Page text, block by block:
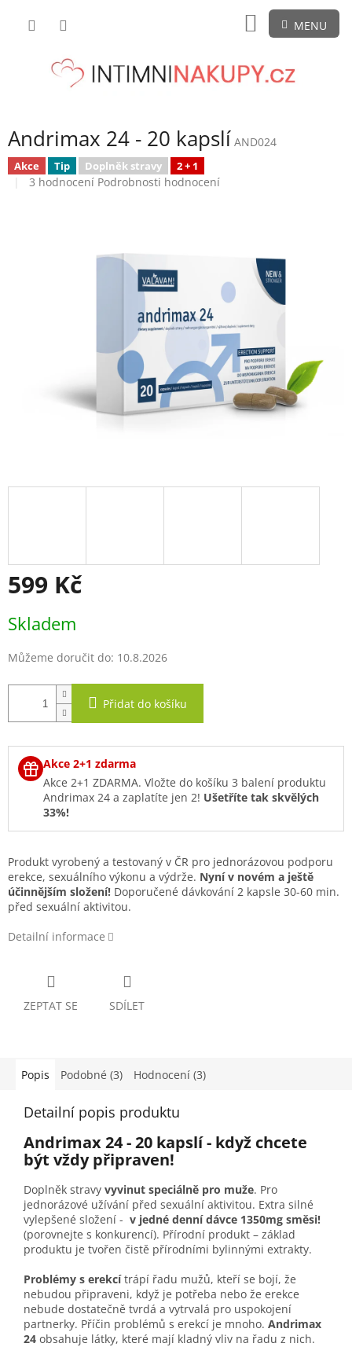
NÁKUPNÍ
KOŠÍK
Andrimax 24 - 20 kapslí AND024
Akce Tip Doplněk stravy 2 + 1
Průměrné
3 hodnocení Podrobnosti hodnocení
599 Kč
cena:
Skladem
Můžeme doručit do: 10.8.2026
Přidat do košíku
Akce 2+1 zdarma
Akce 2+1 ZDARMA. Vložte do košíku 3 balení produktu
Andrimax 24 a zaplatíte jen 2! Ušetříte tak skvělých
33%!
Produkt vyrobený a testovaný v ČR pro jednorázovou podporu
erekce, sexuálního výkonu a výdrže. Nyní v novém a ještě
účinnějším složení! Doporučené dávkování 2 kapsle 30-60 min.
před sexuální aktivitou.
Detailní informace
ZEPTAT SE SDÍLET
Popis Podobné (3) Hodnocení (3)
Detailní popis produktu
Andrimax 24 - 20 kapslí - když chcete
být vždy připraven!
Doplněk stravy vyvinut speciálně pro muže. Pro
jednorázové užívání před sexuální aktivitou. Extra silné
vylepšené složení - v jedné denní dávce 1350mg směsi!
(porovnejte s konkurencí). Přírodní produkt – základ
produktu je tvořen čistě přírodními bylinnými extrakty.
Problémy s erekcítrápí řadu mužů, kteří se bojí, že
nebudou připraveni, když je potřeba nebo že erekce
nebude dostatečně tvrdá a vytrvalá pro uspokojení
partnerky. Příčin problémů s erekcí je mnoho. Andrimax
24 obsahuje látky, které mají kladný vliv na řadu z nich.